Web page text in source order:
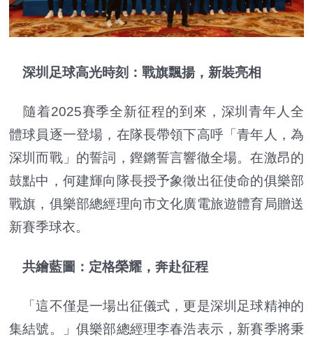
深圳足球高光時刻：戰旗飄揚，新裝亮相
隨着2025賽季全新征程的到來，深圳青年人全
體球員逐一登場，在隊長帶領下高呼「青年人，為
深圳而戰」的誓詞，鏗鏘誓言響徹全場。在激昂的
鼓點中，何建輝向隊長授予象徵出征使命的俱樂部
戰旗，俱樂部總經理向市文化廣電旅遊體育局贈送
新賽季球衣。
共繪藍圖：定格榮耀，奔赴征程
「這不僅是一場出征儀式，更是深圳足球精神的
集結號。」俱樂部總經理李春浩表示，新賽季將秉